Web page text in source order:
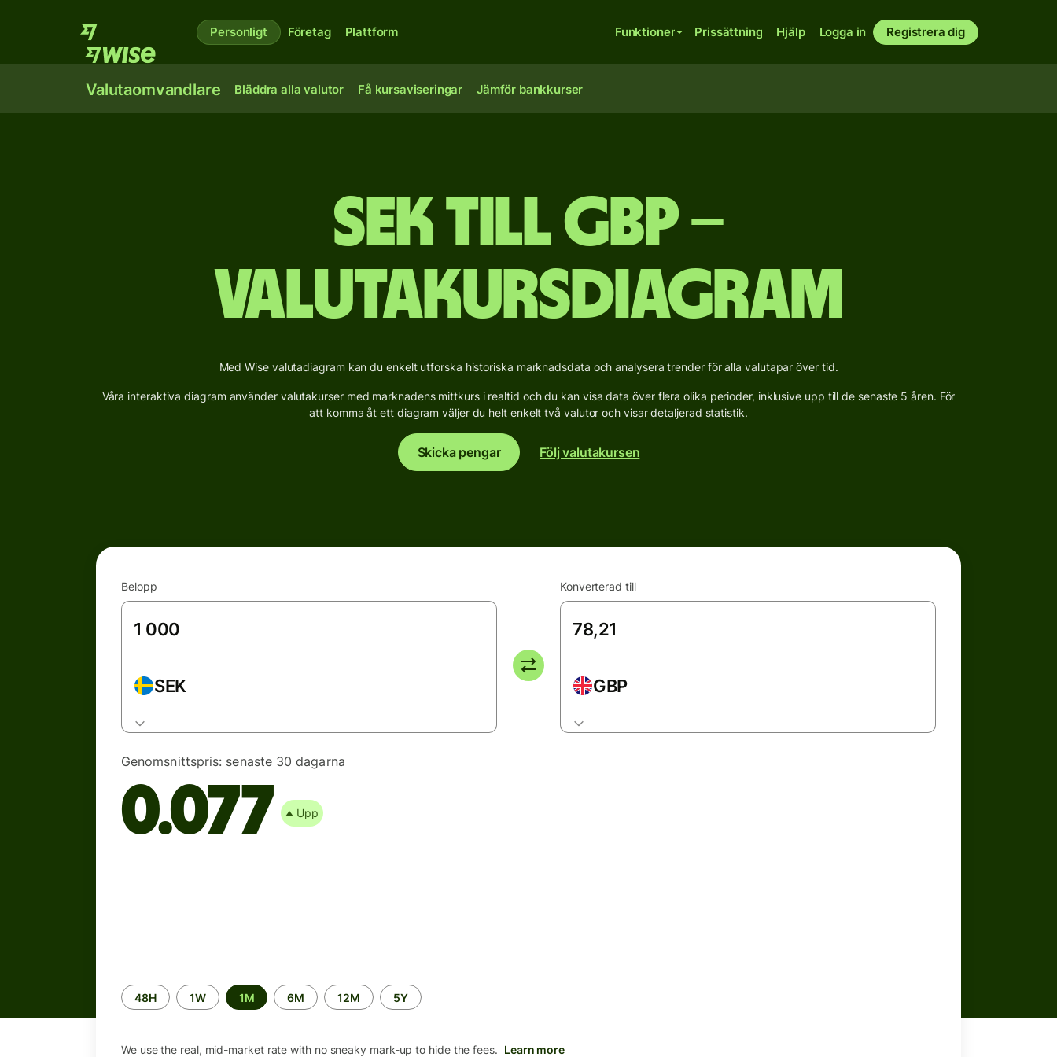
Personligt Företag Plattform Funktioner Prissättning Hjälp Logga in Registrera dig
Valutaomvandlare Bläddra alla valutor Få kursaviseringar Jämför bankkurser
SEK till GBP –
Valutakursdiagram
Med Wise valutadiagram kan du enkelt utforska historiska marknadsdata och analysera trender för alla valutapar över tid.
Våra interaktiva diagram använder valutakurser med marknadens mittkurs i realtid och du kan visa data över flera olika perioder, inklusive upp till de senaste 5 åren. För
att komma åt ett diagram väljer du helt enkelt två valutor och visar detaljerad statistik.
Skicka pengar Följ valutakursen
Belopp
SEK
Konverterad till
GBP
Genomsnittspris: senaste 30 dagarna
0.077 Upp
Time
period
48H 1W 1M 6M 12M 5Y
We use the real, mid-market rate with no sneaky mark-up to hide the fees. Learn more